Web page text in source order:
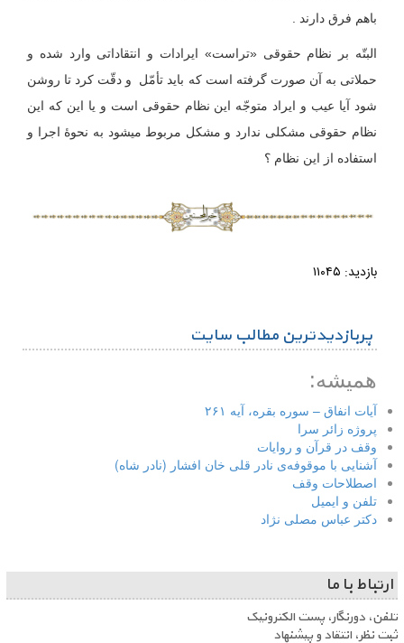
باهم فرق دارند .
البتّه بر نظام حقوقی «تراست» ایرادات و انتقاداتی وارد شده و
حملاتی به آن صورت گرفته است که باید تأمّل و دقّت کرد تا روشن
شود آیا عیب و ایراد متوجّه این نظام حقوقی است و یا این که این
نظام حقوقی مشکلی ندارد و مشکل مربوط می‏شود به نحوۀ اجرا و
استفاده از این نظام ؟
بازدید: ۱۱۰۴۵
پربازدیدترین مطالب سایت
همیشه:
آیات انفاق – سوره بقره، آیه ۲۶۱
پروژه زائر سرا
وقف در قرآن و روایات
آشنایی با موقوفه‌ی نادر قلی خان افشار (نادر شاه)
اصطلاحات وقف
تلفن و ایمیل
دکتر عباس مصلی نژاد
ارتباط با ما
تلفن، دورنگار، پست الکترونیک
ثبت نظر، انتقاد و پیشنهاد